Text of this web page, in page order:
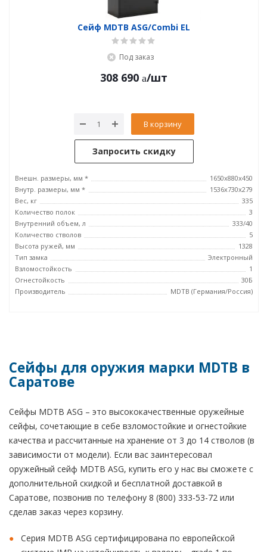
Сейф MDTB ASG/Combi EL
Под заказ
308 690 /шт
В корзину
Запросить скидку
Внешн. размеры, мм *
1650x880x450
Внутр. размеры, мм *
1536x730x279
Вес, кг
335
Количество полок
3
Внутренний объем, л
333/40
Количество стволов
5
Высота ружей, мм
1328
Тип замка
Электронный
Взломостойкость
1
Огнестойкость
30Б
Производитель
MDTB (Германия/Россия)
Сейфы для оружия марки MDTB в
Саратове
Сейфы MDTB ASG – это высококачественные оружейные
сейфы, сочетающие в себе взломостойкие и огнестойкие
качества и рассчитанные на хранение от 3 до 14 стволов (в
зависимости от модели). Если вас заинтересовал
оружейный сейф MDTB ASG, купить его у нас вы сможете с
дополнительной скидкой и бесплатной доставкой в
Саратове, позвонив по телефону 8 (800) 333-53-72 или
сделав заказ через корзину.
Серия MDTB ASG сертифицирована по европейской